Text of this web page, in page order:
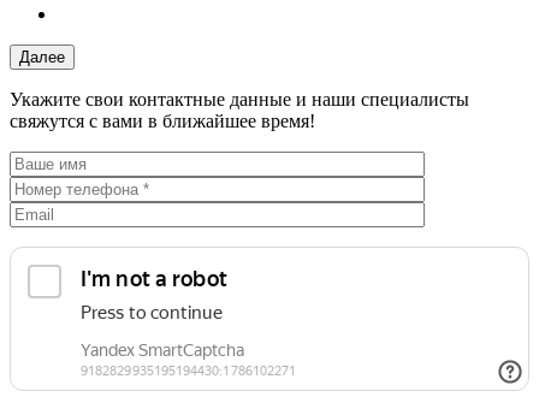
Далее
Укажите свои контактные данные и наши специалисты
свяжутся с вами в ближайшее время!